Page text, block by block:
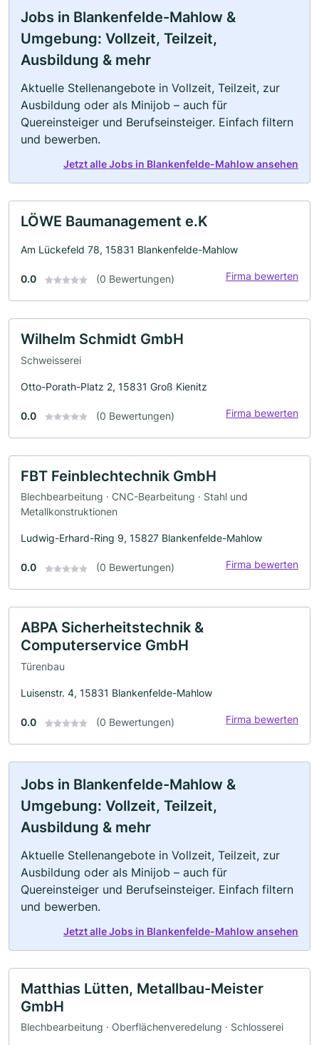
Jobs in Blankenfelde-Mahlow &
Umgebung: Vollzeit, Teilzeit,
Ausbildung & mehr
Aktuelle Stellenangebote in Vollzeit, Teilzeit, zur
Ausbildung oder als Minijob – auch für
Quereinsteiger und Berufseinsteiger. Einfach filtern
und bewerben.
Jetzt alle Jobs in Blankenfelde-Mahlow ansehen
LÖWE Baumanagement e.K
Am Lückefeld 78, 15831 Blankenfelde-Mahlow
0.0 (0 Bewertungen) Firma bewerten
Wilhelm Schmidt GmbH
Schweisserei
Otto-Porath-Platz 2, 15831 Groß Kienitz
0.0 (0 Bewertungen) Firma bewerten
FBT Feinblechtechnik GmbH
Blechbearbeitung · CNC-Bearbeitung · Stahl und
Metallkonstruktionen
Ludwig-Erhard-Ring 9, 15827 Blankenfelde-Mahlow
0.0 (0 Bewertungen) Firma bewerten
ABPA Sicherheitstechnik &
Computerservice GmbH
Türenbau
Luisenstr. 4, 15831 Blankenfelde-Mahlow
0.0 (0 Bewertungen) Firma bewerten
Jobs in Blankenfelde-Mahlow &
Umgebung: Vollzeit, Teilzeit,
Ausbildung & mehr
Aktuelle Stellenangebote in Vollzeit, Teilzeit, zur
Ausbildung oder als Minijob – auch für
Quereinsteiger und Berufseinsteiger. Einfach filtern
und bewerben.
Jetzt alle Jobs in Blankenfelde-Mahlow ansehen
Matthias Lütten, Metallbau-Meister
GmbH
Blechbearbeitung · Oberflächenveredelung · Schlosserei